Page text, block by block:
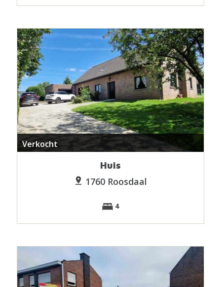
Verkocht
Huis
1760 Roosdaal
4